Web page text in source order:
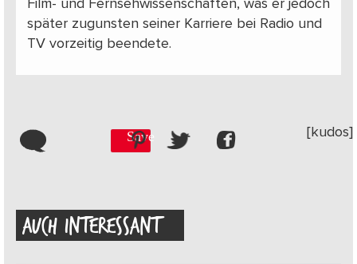
Film- und Fernsehwissenschaften, was er jedoch
später zugunsten seiner Karriere bei Radio und
TV vorzeitig beendete.
Save [kudos]
AUCH INTERESSANT